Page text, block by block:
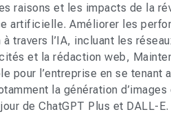
raisons et les impacts de la
artificielle. Améliorer les
à travers l’IA, incluant les
et la rédaction web,
pour l’entreprise en se tenant
la génération
jour de ChatGPT Plus et DALL-E.